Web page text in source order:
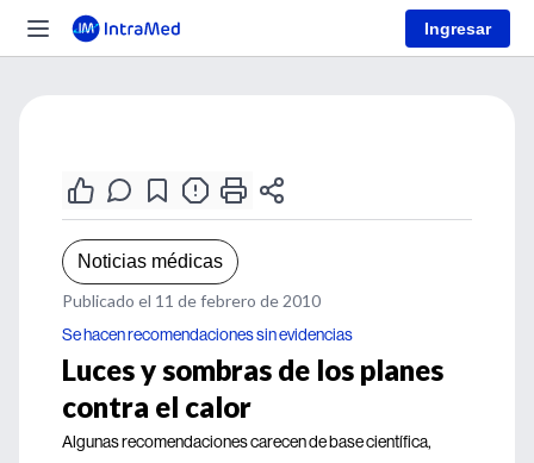
Ingresar
Noticias médicas
Publicado el 11 de febrero de 2010
Se hacen recomendaciones sin evidencias
Luces y sombras de los planes
contra el calor
Algunas recomendaciones carecen de base científica,